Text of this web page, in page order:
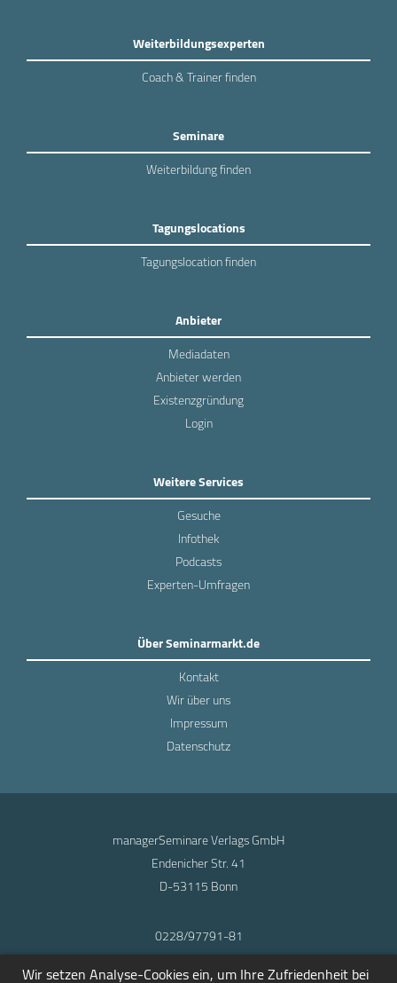
Weiterbildungsexperten
Coach & Trainer finden
Seminare
Weiterbildung finden
Tagungslocations
Tagungslocation finden
Anbieter
Mediadaten
Anbieter werden
Existenzgründung
Login
Weitere Services
Gesuche
Infothek
Podcasts
Experten-Umfragen
Über Seminarmarkt.de
Kontakt
Wir über uns
Impressum
Datenschutz
managerSeminare Verlags GmbH
Endenicher Str. 41
D-53115 Bonn
0228/97791-81
info@seminarmarkt.de
Wir setzen Analyse-Cookies ein, um Ihre Zufriedenheit bei